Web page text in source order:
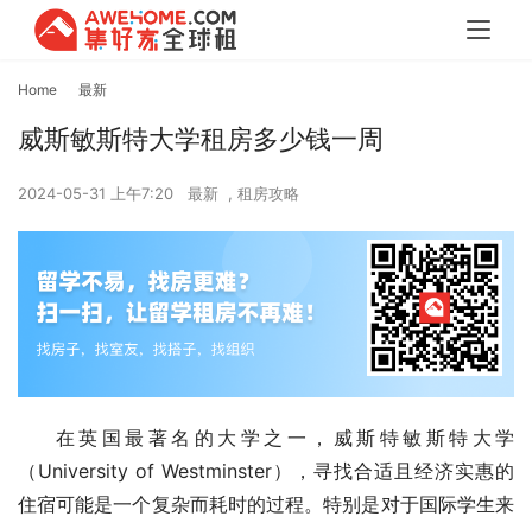
Home 最新
威斯敏斯特大学租房多少钱一周
2024-05-31 上午7:20 最新 , 租房攻略
在英国最著名的大学之一，威斯特敏斯特大学
（University of Westminster），寻找合适且经济实惠的
住宿可能是一个复杂而耗时的过程。特别是对于国际学生来